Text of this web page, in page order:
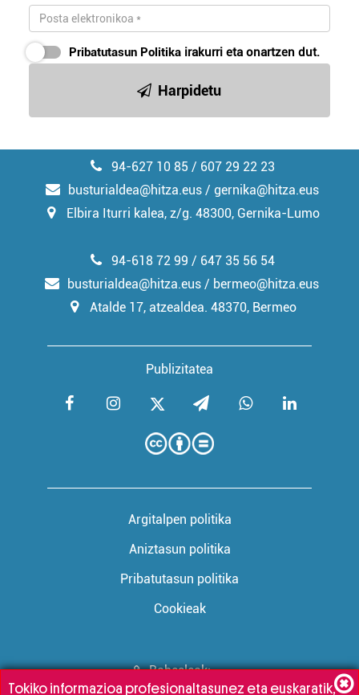
Pribatutasun Politika irakurri eta onartzen dut.
Harpidetu
94-627 10 85 / 607 29 22 23
busturialdea@hitza.eus / gernika@hitza.eus
Elbira Iturri kalea, z/g. 48300, Gernika-Lumo
Publizitatea
94-618 72 99 / 647 35 56 54
busturialdea@hitza.eus / bermeo@hitza.eus
Atalde 17, atzealdea. 48370, Bermeo
Argitalpen politika
Aniztasun politika
Pribatutasun politika
Cookieak
Babesleak:
Tokiko informazioa profesionaltasunez eta euskaratik,